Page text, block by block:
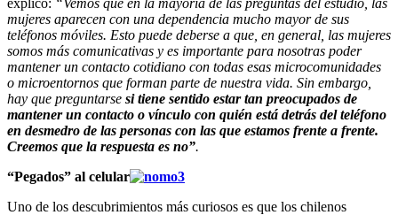
explicó: “Vemos que en la mayoría de las preguntas del estudio, las
mujeres aparecen con una dependencia mucho mayor de sus
teléfonos móviles. Esto puede deberse a que, en general, las mujeres
somos más comunicativas y es importante para nosotras poder
mantener un contacto cotidiano con todas esas microcomunidades
o microentornos que forman parte de nuestra vida. Sin embargo,
hay que preguntarse si tiene sentido estar tan preocupados de
mantener un contacto o vínculo con quién está detrás del teléfono
en desmedro de las personas con las que estamos frente a frente.
Creemos que la respuesta es no”.
“Pegados” al celular
Uno de los descubrimientos más curiosos es que los chilenos